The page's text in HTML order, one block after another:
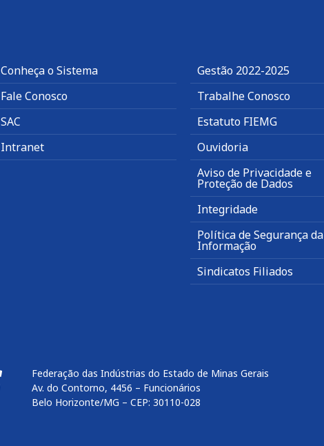
Conheça o Sistema
Fale Conosco
SAC
Intranet
Gestão 2022-2025
Trabalhe Conosco
Estatuto FIEMG
Ouvidoria
Aviso de Privacidade e
Proteção de Dados
Integridade
Política de Segurança da
Informação
Sindicatos Filiados
Federação das Indústrias do Estado de Minas Gerais
Av. do Contorno, 4456 – Funcionários
Belo Horizonte/MG – CEP: 30110-028